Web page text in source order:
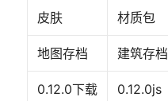
皮肤 材质包
地图存档 建筑存档
0.12.0下载 0.12.0js